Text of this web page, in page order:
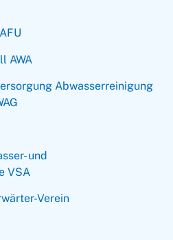
AWA
Abwasserreinigung
und
VSA
Verein